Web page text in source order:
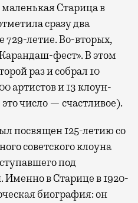
сразу два
729-летие. Во-вторых,
фест». В этом
раз и собрал 10
артистов и 13 клоун-
число — счастливое).
посвящен 125-летию со
советского клоуна
под
в Старице в 1920-
биография: он